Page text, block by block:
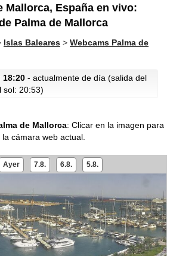
Mallorca, España en vivo:
Palma de Mallorca
Islas Baleares > Webcams Palma de
18:20 - actualmente de día (salida del
sol: 20:53)
de Mallorca: Clicar en la imagen para
la cámara web actual.
Ayer 7.8. 6.8. 5.8.